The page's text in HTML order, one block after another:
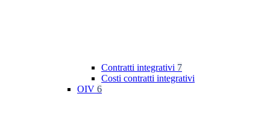
Contratti integrativi 7
Costi contratti integrativi
OIV 6